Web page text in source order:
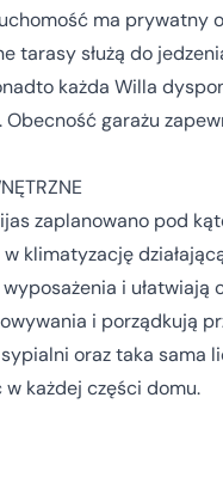
ma
tarasy służą do
każda Willa
garażu
zaplanowano pod
klimatyzację
wyposażenia i
i porządkują
oraz taka sama
każdej części domu.